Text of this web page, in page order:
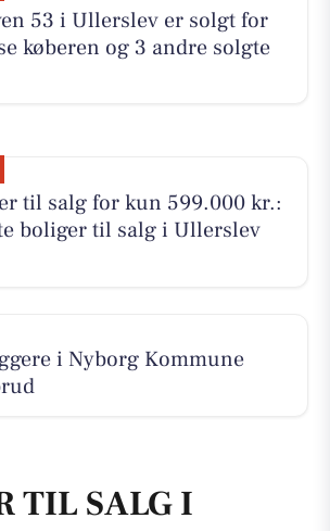
53 i Ullerslev er solgt for
køberen og 3 andre solgte
til salg for kun 599.000 kr.:
boliger til salg i Ullerslev
i Nyborg Kommune
TIL SALG I